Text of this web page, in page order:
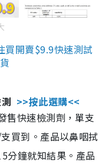
買開賣$9.9快速測試
>>按此選購<<
售快速檢測劑，單支
買到。產品以鼻咽拭
分鐘就知結果。產品